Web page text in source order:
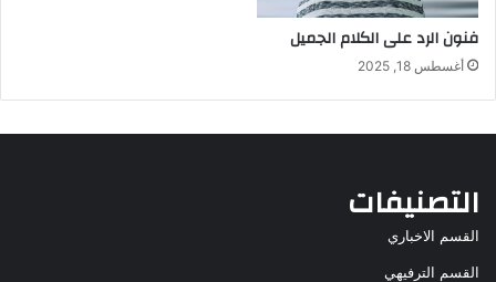
فنون الرد على الكلام الجميل
أغسطس 18, 2025
التصنيفات
القسم الاخباري
القسم الترفيهي